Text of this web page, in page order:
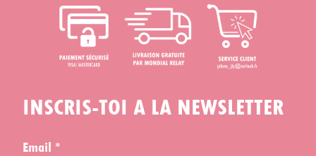
INSCRIS-TOI A LA NEWSLETTER
Email *